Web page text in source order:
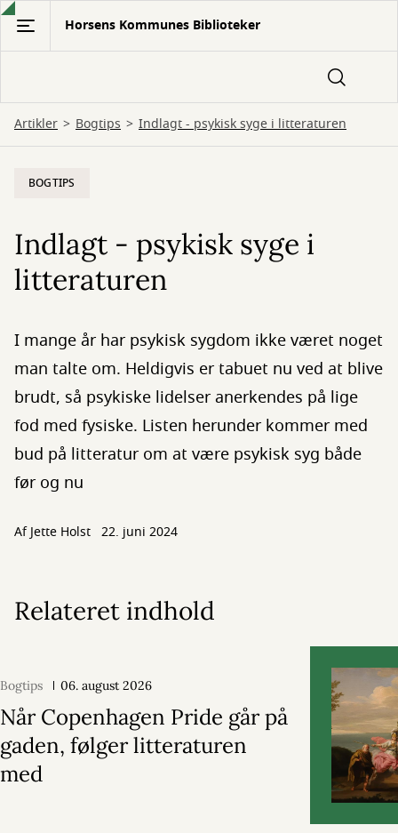
Gå
hovedindhold
Horsens Kommunes Biblioteker
Artikler Bogtips Indlagt - psykisk syge i litteraturen
BOGTIPS
Indlagt - psykisk syge i
litteraturen
I mange år har psykisk sygdom ikke været noget
man talte om. Heldigvis er tabuet nu ved at blive
brudt, så psykiske lidelser anerkendes på lige
fod med fysiske. Listen herunder kommer med
bud på litteratur om at være psykisk syg både
før og nu
AfJette Holst 22. juni 2024
Relateret indhold
Bogtips 06. august 2026
Når Copenhagen Pride går på
gaden, følger litteraturen
med